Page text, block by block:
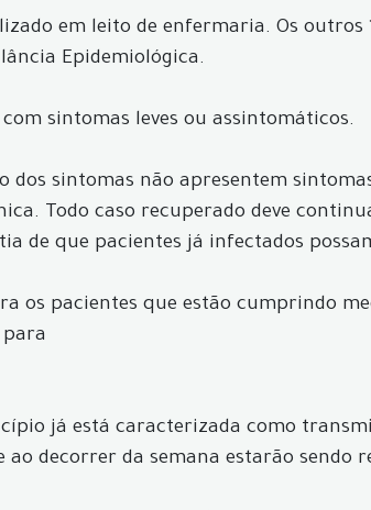
em leito de enfermaria. Os
Epidemiológica.
sintomas leves ou assintomáticos.
dos sintomas não apresentem
Todo caso recuperado deve
de que pacientes já infectados
os pacientes que estão cumprindo
já está caracterizada como
ao decorrer da semana estarão